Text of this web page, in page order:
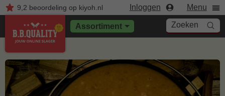
9,2 beoordelingop kiyoh.nl Inloggen Menu
Assortiment Zoeken